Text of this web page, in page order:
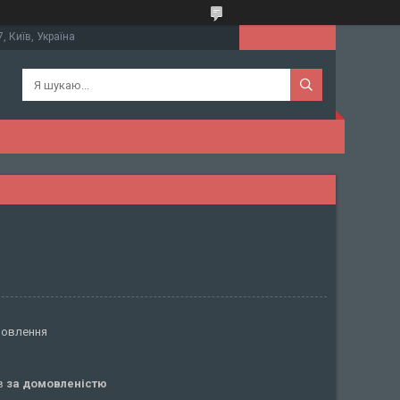
Київ, Україна
за домовленістю